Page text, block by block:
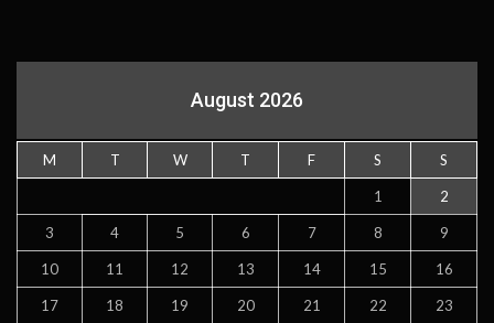
August 2026
M T W T F S S
1 2
3 4 5 6 7 8 9
10 11 12 13 14 15 16
17 18 19 20 21 22 23